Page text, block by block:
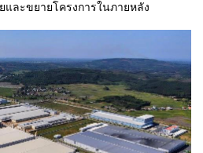
และขยายโครงการในภายหลัง